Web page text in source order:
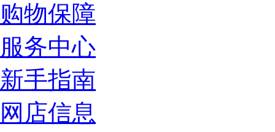
购物保障
服务中心
新手指南
网店信息